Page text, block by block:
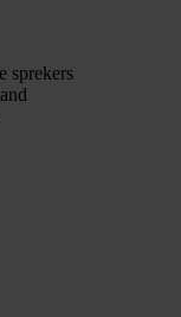
sprekers